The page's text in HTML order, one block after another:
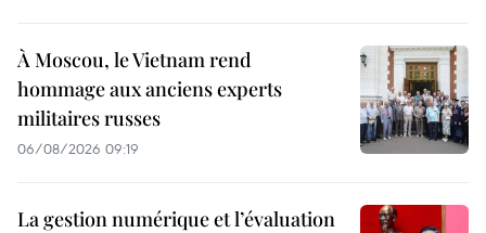
À Moscou, le Vietnam rend
hommage aux anciens experts
militaires russes
06/08/2026 09:19
La gestion numérique et l’évaluation